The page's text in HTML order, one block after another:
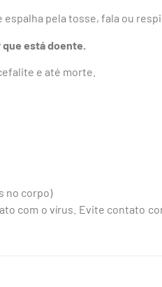
pela tosse, fala ou
está doente.
e até morte.
no corpo)
com o vírus. Evite contato